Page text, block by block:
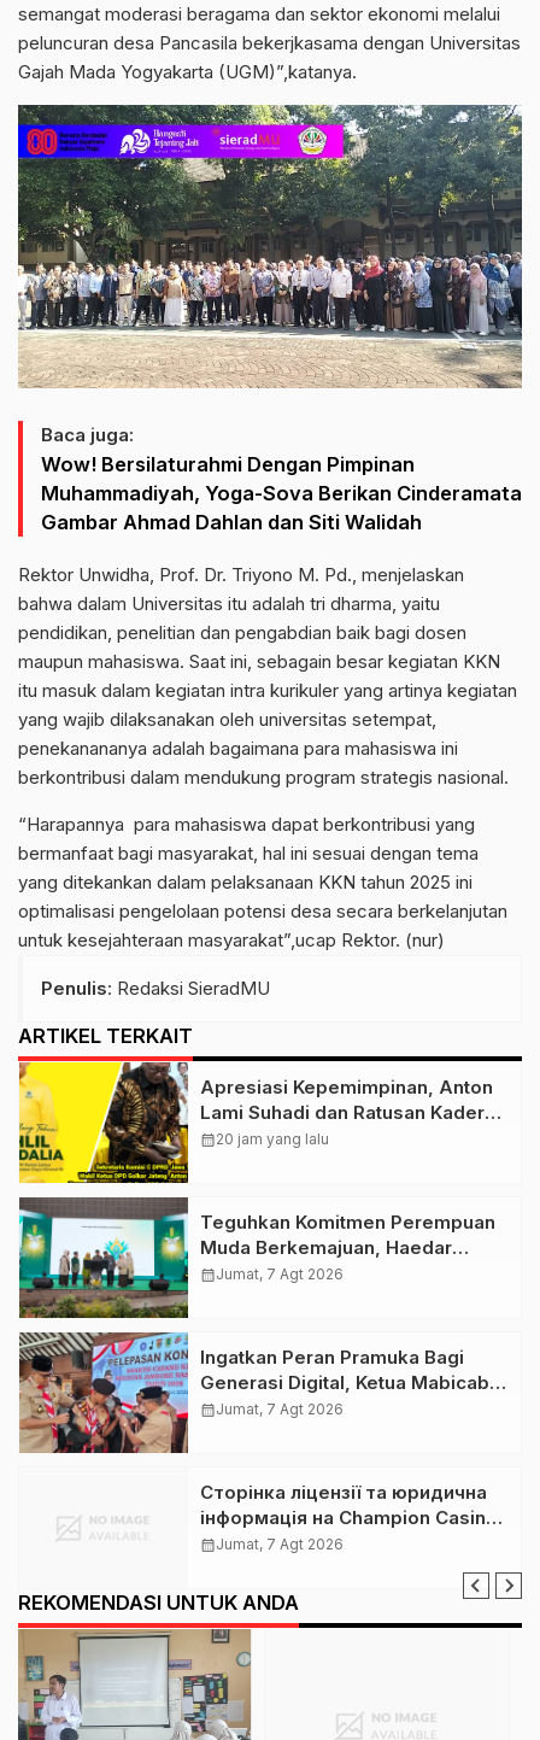
semangat moderasi beragama dan sektor ekonomi melalui
peluncuran desa Pancasila bekerjkasama dengan Universitas
Gajah Mada Yogyakarta (UGM)”,katanya.
Baca juga:
Wow! Bersilaturahmi Dengan Pimpinan
Muhammadiyah, Yoga-Sova Berikan Cinderamata
Gambar Ahmad Dahlan dan Siti Walidah
Rektor Unwidha, Prof. Dr. Triyono M. Pd., menjelaskan
bahwa dalam Universitas itu adalah tri dharma, yaitu
pendidikan, penelitian dan pengabdian baik bagi dosen
maupun mahasiswa. Saat ini, sebagain besar kegiatan KKN
itu masuk dalam kegiatan intra kurikuler yang artinya kegiatan
yang wajib dilaksanakan oleh universitas setempat,
penekanananya adalah bagaimana para mahasiswa ini
berkontribusi dalam mendukung program strategis nasional.
“Harapannya para mahasiswa dapat berkontribusi yang
bermanfaat bagi masyarakat, hal ini sesuai dengan tema
yang ditekankan dalam pelaksanaan KKN tahun 2025 ini
optimalisasi pengelolaan potensi desa secara berkelanjutan
untuk kesejahteraan masyarakat”,ucap Rektor. (nur)
Penulis: Redaksi SieradMU
ARTIKEL TERKAIT
Apresiasi Kepemimpinan, Anton
Lami Suhadi dan Ratusan Kader
Golkar Klaten Ikut Rayakan Ultah
calendar_month20 jam yang lalu
Teguhkan Komitmen Perempuan
Muda Berkemajuan, Haedar
Nashir Buka Muktamar ke-15
calendar_monthJumat, 7 Agt 2026
Ingatkan Peran Pramuka Bagi
Generasi Digital, Ketua Mabicab
Gerakan Pramuka Klaten Lepas
calendar_monthJumat, 7 Agt 2026
Сторінка ліцензії та юридична
інформація на Champion Casino:
розбір для українських гравців
calendar_monthJumat, 7 Agt 2026
REKOMENDASI UNTUK ANDA